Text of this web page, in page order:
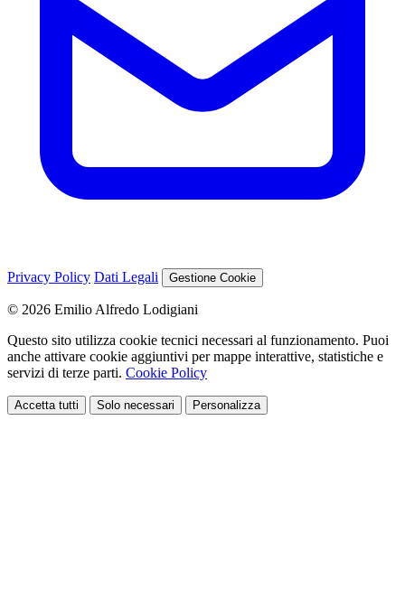
Privacy Policy Dati Legali Gestione Cookie
© 2026 Emilio Alfredo Lodigiani
Questo sito utilizza cookie tecnici necessari al funzionamento. Puoi
anche attivare cookie aggiuntivi per mappe interattive, statistiche e
servizi di terze parti. Cookie Policy
Accetta tutti Solo necessari Personalizza